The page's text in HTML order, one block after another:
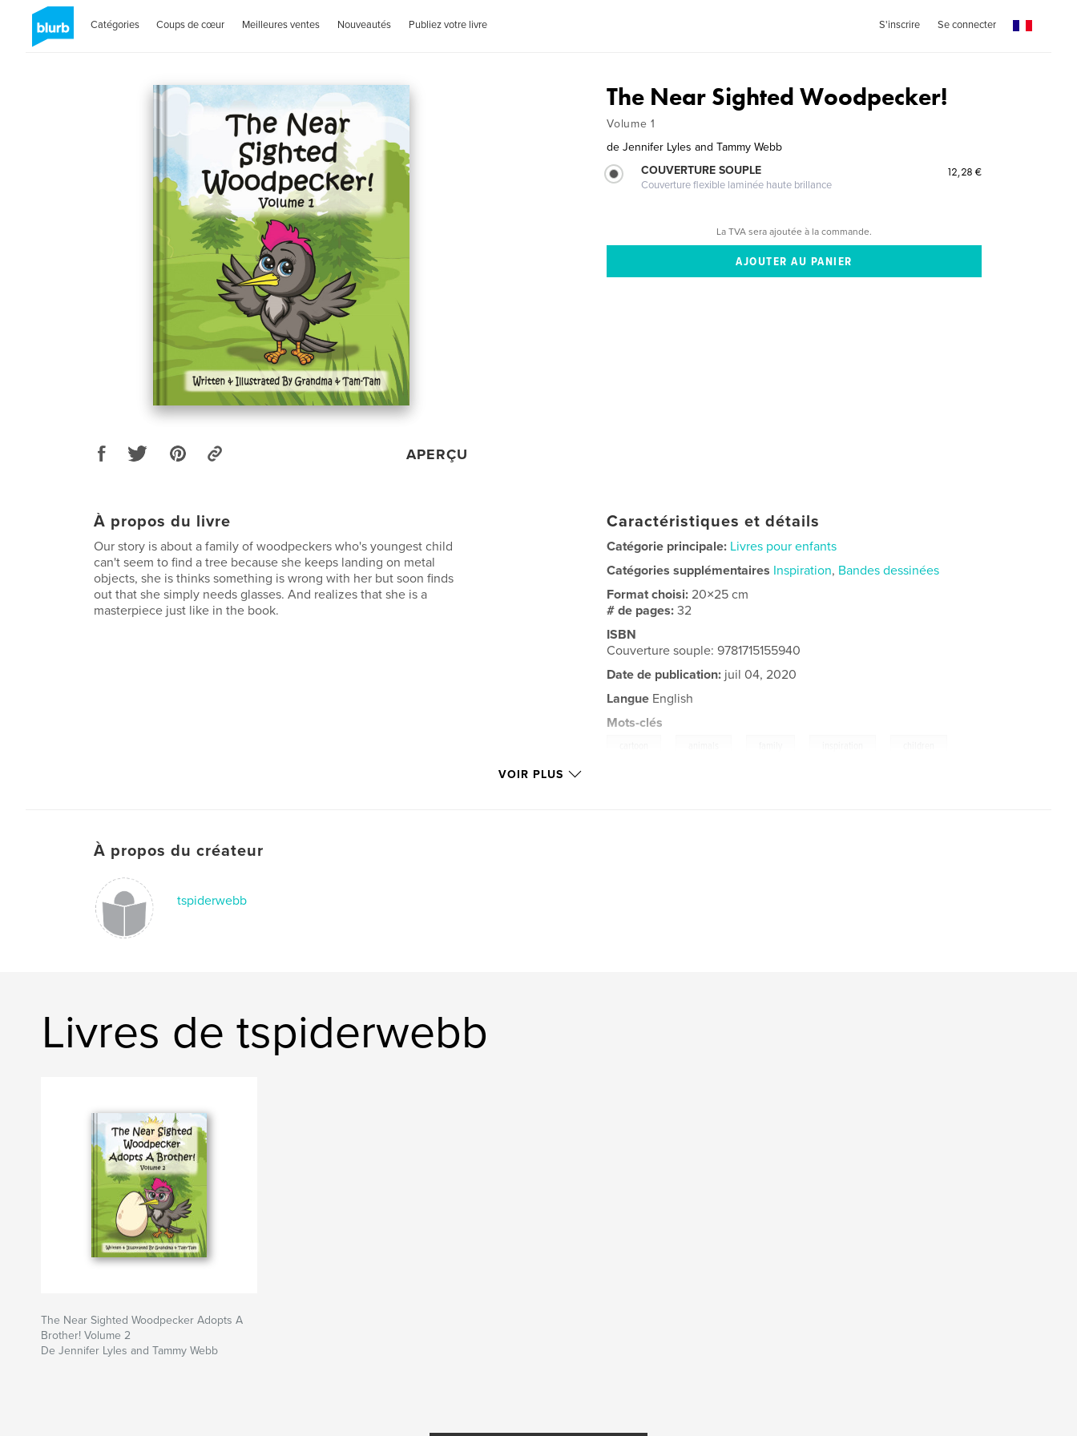
Catégories Coups de cœur Meilleures ventes Nouveautés Publiez votre livre S'inscrire Se connecter
APERÇU
The Near Sighted Woodpecker!
Volume 1
de Jennifer Lyles and Tammy Webb
COUVERTURE SOUPLE
Couverture flexible laminée haute brillance
12,28 €
La TVA sera ajoutée à la commande.
À propos du livre
Our story is about a family of woodpeckers who's youngest child
can't seem to find a tree because she keeps landing on metal
objects, she is thinks something is wrong with her but soon finds
out that she simply needs glasses. And realizes that she is a
masterpiece just like in the book.
Caractéristiques et détails
Catégorie principale: Livres pour enfants
Catégories supplémentaires Inspiration, Bandes dessinées
Format choisi:20×25 cm
# de pages:32
ISBN
Couverture souple: 9781715155940
Date de publication: juil 04, 2020
Langue English
Mots-clés
VOIR PLUS
À propos du créateur
tspiderwebb
Livres de tspiderwebb
The Near Sighted Woodpecker Adopts A
Brother! Volume 2
De Jennifer Lyles and Tammy Webb